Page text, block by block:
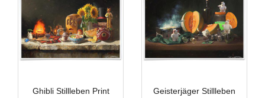
Ghibli Stillleben Print
Geisterjäger Stillleben